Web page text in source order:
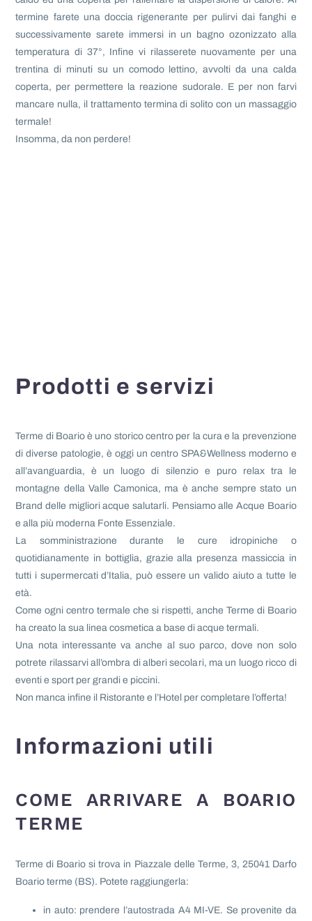
termine farete una doccia rigenerante per pulirvi dai fanghi e
successivamente sarete immersi in un bagno ozonizzato alla
temperatura di 37°, Infine vi rilasserete nuovamente per una
trentina di minuti su un comodo lettino, avvolti da una calda
coperta, per permettere la reazione sudorale. E per non farvi
mancare nulla, il trattamento termina di solito con un massaggio
termale!
Insomma, da non perdere!
Prodotti e servizi
Terme di Boario è uno storico centro per la cura e la prevenzione
di diverse patologie, è oggi un centro SPA&Wellness moderno e
all’avanguardia, è un luogo di silenzio e puro relax tra le
montagne della Valle Camonica, ma è anche sempre stato un
Brand delle migliori acque salutarli. Pensiamo alle Acque Boario
e alla più moderna Fonte Essenziale.
La somministrazione durante le cure idropiniche o
quotidianamente in bottiglia, grazie alla presenza massiccia in
tutti i supermercati d’Italia, può essere un valido aiuto a tutte le
età.
Come ogni centro termale che si rispetti, anche Terme di Boario
ha creato la sua linea cosmetica a base di acque termali.
Una nota interessante va anche al suo parco, dove non solo
potrete rilassarvi all’ombra di alberi secolari, ma un luogo ricco di
eventi e sport per grandi e piccini.
Non manca infine il Ristorante e l’Hotel per completare l’offerta!
Informazioni utili
COME ARRIVARE A BOARIO
TERME
Terme di Boario si trova in Piazzale delle Terme, 3, 25041 Darfo
Boario terme (BS). Potete raggiungerla:
in auto: prendere l’autostrada A4 MI-VE. Se provenite da